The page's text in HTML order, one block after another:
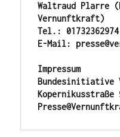
Waltraud Plarre
Vernunftkraft)
Tel.: 01732362974
E-Mail:
Impressum
Bundesinitiative